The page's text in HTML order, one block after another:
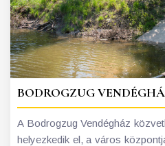
BODROGZUG
A Bodrogzug Vendégház
helyezkedik el, a város